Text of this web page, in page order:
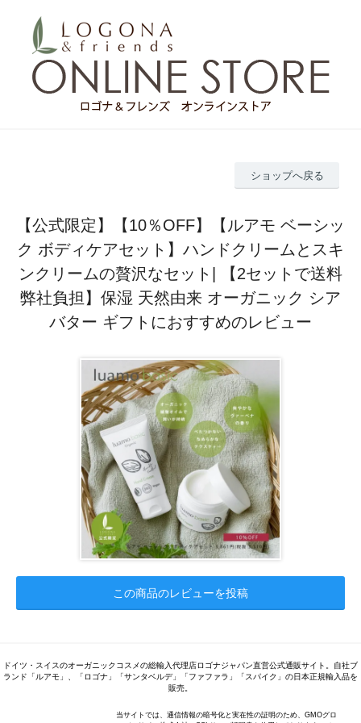
ショップへ戻る
【公式限定】【10％OFF】【ルアモ ベーシッ
ク ボディケアセット】ハンドクリームとスキ
ンクリームの贅沢なセット| 【2セットで送料
弊社負担】保湿 天然由来 オーガニック シア
バター ギフトにおすすめのレビュー
この商品のレビューを投稿
ドイツ・スイスのオーガニックコスメの総輸入代理店ロゴナジャパン直営公式通販サイト。自社ブ
ランド「ルアモ」、「ロゴナ」「サンタベルデ」「ファファラ」「スパイク」の日本正規輸入品を
販売。
当サイトでは、通信情報の暗号化と実在性の証明のため、GMOグロ